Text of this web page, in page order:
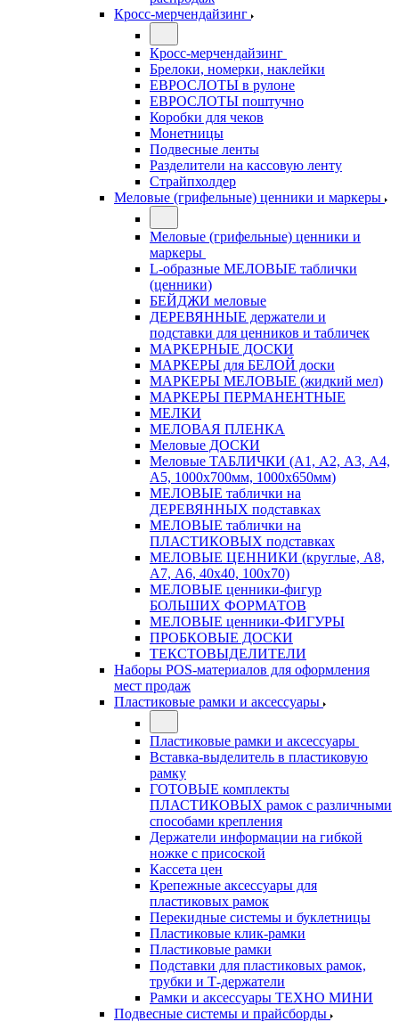
Кросс-мерчендайзинг
Кросс-мерчендайзинг
Брелоки, номерки, наклейки
ЕВРОСЛОТЫ в рулоне
ЕВРОСЛОТЫ поштучно
Коробки для чеков
Монетницы
Подвесные ленты
Разделители на кассовую ленту
Страйпхолдер
Меловые (грифельные) ценники и маркеры
Меловые (грифельные) ценники и
маркеры
L-образные МЕЛОВЫЕ таблички
(ценники)
БЕЙДЖИ меловые
ДЕРЕВЯННЫЕ держатели и
подставки для ценников и табличек
МАРКЕРНЫЕ ДОСКИ
МАРКЕРЫ для БЕЛОЙ доски
МАРКЕРЫ МЕЛОВЫЕ (жидкий мел)
МАРКЕРЫ ПЕРМАНЕНТНЫЕ
МЕЛКИ
МЕЛОВАЯ ПЛЕНКА
Меловые ДОСКИ
Меловые ТАБЛИЧКИ (А1, А2, А3, А4,
А5, 1000х700мм, 1000х650мм)
МЕЛОВЫЕ таблички на
ДЕРЕВЯННЫХ подставках
МЕЛОВЫЕ таблички на
ПЛАСТИКОВЫХ подставках
МЕЛОВЫЕ ЦЕННИКИ (круглые, А8,
А7, А6, 40х40, 100х70)
МЕЛОВЫЕ ценники-фигур
БОЛЬШИХ ФОРМАТОВ
МЕЛОВЫЕ ценники-ФИГУРЫ
ПРОБКОВЫЕ ДОСКИ
ТЕКСТОВЫДЕЛИТЕЛИ
Наборы POS-материалов для оформления
мест продаж
Пластиковые рамки и аксессуары
Пластиковые рамки и аксессуары
Вставка-выделитель в пластиковую
рамку
ГОТОВЫЕ комплекты
ПЛАСТИКОВЫХ рамок с различными
способами крепления
Держатели информации на гибкой
ножке с присоской
Кассета цен
Крепежные аксессуары для
пластиковых рамок
Перекидные системы и буклетницы
Пластиковые клик-рамки
Пластиковые рамки
Подставки для пластиковых рамок,
трубки и Т-держатели
Рамки и аксессуары ТЕХНО МИНИ
Подвесные системы и прайсборды